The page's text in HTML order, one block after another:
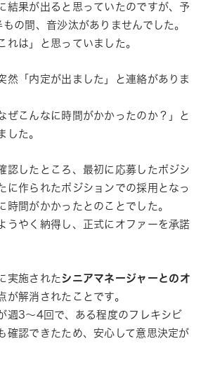
結果が出ると思っていたのですが、予
の間、音沙汰がありませんでした。
れは」と思っていました。
然「内定が出ました」と連絡がありま
ぜこんなに時間がかかったのか？」と
した。
認したところ、最初に応募したポジシ
に作られたポジションでの採用となっ
時間がかかったとのことでした。
うやく納得し、正式にオファーを承諾
実施された シニアマネージャーとのオ
が解消されたことです。
週3〜4回で、ある程度のフレキシビ
確認できたため、安心して意思決定が